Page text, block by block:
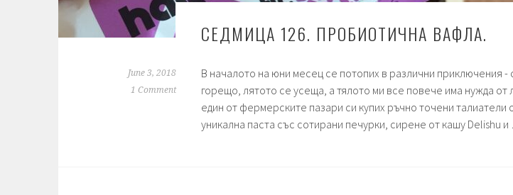
СЕДМИЦА 126. ПРОБИОТИЧНА ВАФЛА.
June 3, 2018
1 Comment
В началото на юни месец се потопих в различни приключения -
горещо, лятото се усеща, а тялото ми все повече има нужда от
един от фермерските пазари си купих ръчно точени талиатели
уникална паста със сотирани печурки, сирене от кашу Delishu и